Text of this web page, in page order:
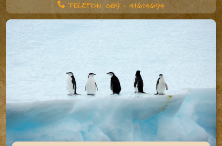
TELEFON: 089 - 41614694